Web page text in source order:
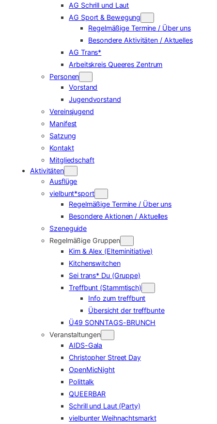
AG Schrill und Laut
AG Sport & Bewegung
Regelmäßige Termine / Über uns
Besondere Aktivitäten / Aktuelles
AG Trans*
Arbeitskreis Queeres Zentrum
Personen
Vorstand
Jugendvorstand
Vereinsjugend
Manifest
Satzung
Kontakt
Mitgliedschaft
Aktivitäten
Ausflüge
vielbunt*sport
Regelmäßige Termine / Über uns
Besondere Aktionen / Aktuelles
Szeneguide
Regelmäßige Gruppen
Kim & Alex (Elterninitiative)
Kitchenswitchen
Sei trans* Du (Gruppe)
Treffbunt (Stammtisch)
Info zum treffbunt
Übersicht der treffbunte
Ü49 SONNTAGS-BRUNCH
Veranstaltungen
AIDS-Gala
Christopher Street Day
OpenMicNight
Polittalk
QUEERBAR
Schrill und Laut (Party)
vielbunter Weihnachtsmarkt